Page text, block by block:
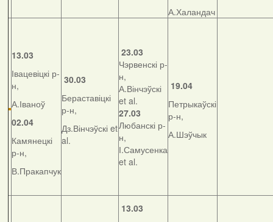
А.Халандач
13.03
Івацевіцкі р-
н,
А.Іваноў
02.04
Камянецкі
р-н,
В.Пракапчук
30.03
Бераставіцкі
р-н,
Дз.Вінчэўскі et
al.
23.03
Чэрвенскі р-
н,
А.Вінчэўскі
et al.
27.03
Любанскі р-
н,
І.Самусенка
et al.
19.04
Петрыкаўскі
р-н,
А.Шэўчык
13.03